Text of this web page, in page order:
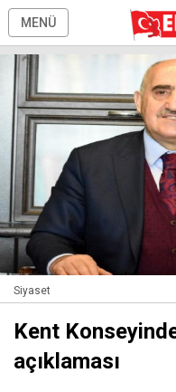
MENÜ
Siyaset
Kent
açıklaması